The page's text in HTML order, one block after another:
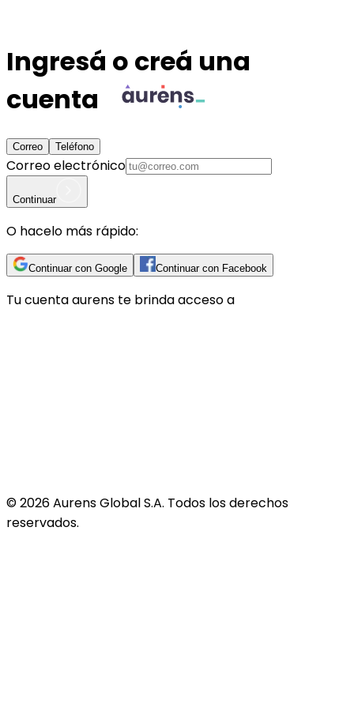
Ingresá o creá una
cuenta
Correo Teléfono
Correo electrónico
Continuar
O hacelo más rápido:
Continuar con Google Continuar con Facebook
Tu cuentaaurens te brinda acceso a
©2026Aurens Global S.A. Todos los derechos
reservados.